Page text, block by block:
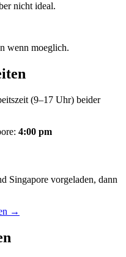
nicht ideal.
wenn moeglich.
(9–17 Uhr) beider
: 4:00 pm
Singapore vorgeladen, dann
→